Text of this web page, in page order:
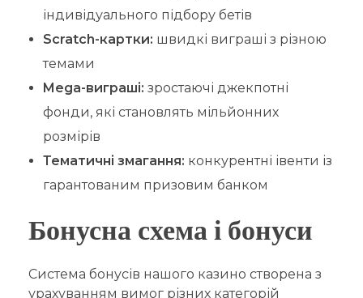
індивідуального підбору бетів
Scratch-картки: швидкі виграші з різною
темами
Mega-виграші: зростаючі джекпотні
фонди, які становлять мільйонних
розмірів
Тематичні змагання: конкурентні івенти із
гарантованим призовим банком
Бонусна схема і бонуси
Система бонусів нашого казино створена з
урахуванням вимог різних категорій